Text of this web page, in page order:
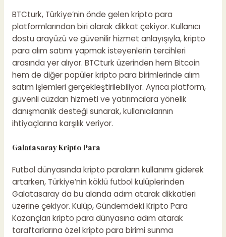
BTCturk, Türkiye’nin önde gelen kripto para
platformlarından biri olarak dikkat çekiyor. Kullanıcı
dostu arayüzü ve güvenilir hizmet anlayışıyla, kripto
para alım satımı yapmak isteyenlerin tercihleri
arasında yer alıyor. BTCturk üzerinden hem Bitcoin
hem de diğer popüler kripto para birimlerinde alım
satım işlemleri gerçekleştirilebiliyor. Ayrıca platform,
güvenli cüzdan hizmeti ve yatırımcılara yönelik
danışmanlık desteği sunarak, kullanıcılarının
ihtiyaçlarına karşılık veriyor.
Galatasaray Kripto Para
Futbol dünyasında kripto paraların kullanımı giderek
artarken, Türkiye’nin köklü futbol kulüplerinden
Galatasaray da bu alanda adım atarak dikkatleri
üzerine çekiyor. Kulüp,Gündemdeki Kripto Para
Kazançlarıkripto para dünyasına adım atarak
taraftarlarına özel kripto para birimi sunma